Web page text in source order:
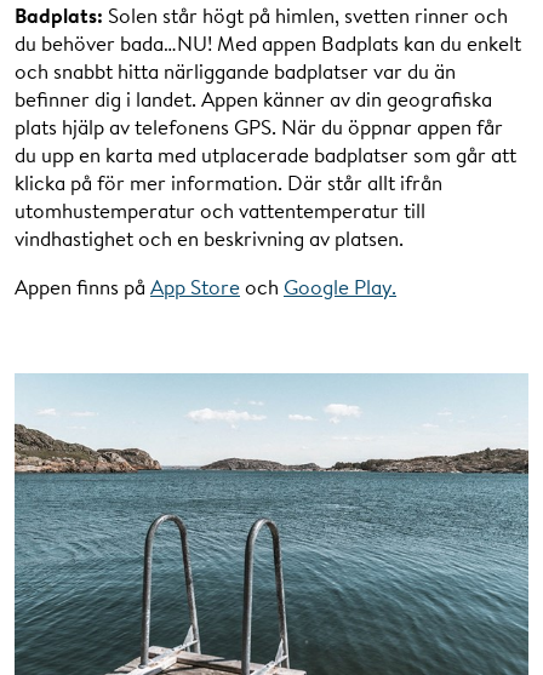
Badplats: Solen står högt på himlen, svetten rinner och
du behöver bada…NU! Med appen Badplats kan du enkelt
och snabbt hitta närliggande badplatser var du än
befinner dig i landet. Appen känner av din geografiska
plats hjälp av telefonens GPS. När du öppnar appen får
du upp en karta med utplacerade badplatser som går att
klicka på för mer information. Där står allt ifrån
utomhustemperatur och vattentemperatur till
vindhastighet och en beskrivning av platsen.
Appen finns på App Storeoch Google Play.